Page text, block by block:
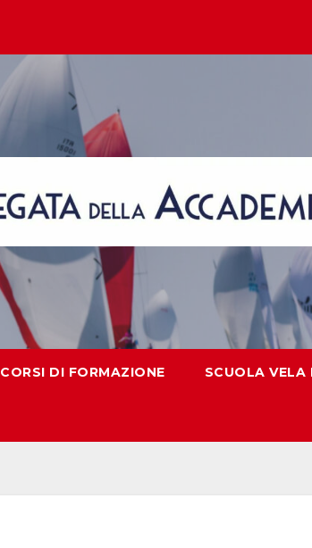
CORSI DI FORMAZIONE SCUOLA VELA